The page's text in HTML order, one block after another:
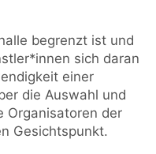
begrenzt ist und
sich daran
einer
die Auswahl und
Organisatoren der
Gesichtspunkt.